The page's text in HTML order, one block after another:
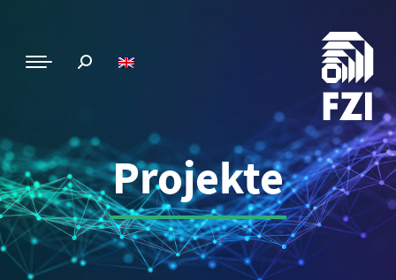
Projekte